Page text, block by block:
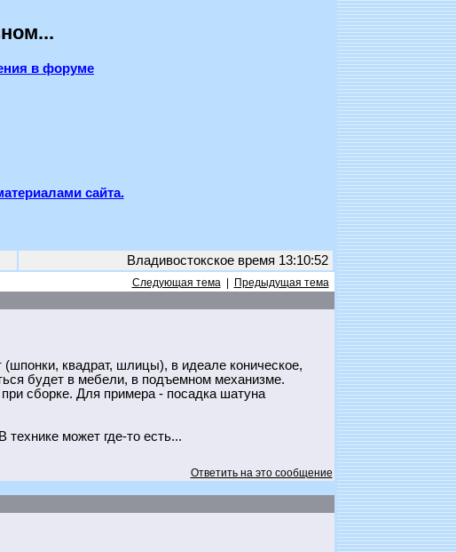
в форуме
сайта.
Владивостокское время 13:10:52
Следующая тема|
Предыдущая тема
квадрат, шлицы), в идеале коническое,
будет в мебели, в подъемном механизме.
сборке. Для примера - посадка шатуна
технике может где-то есть...
Ответить на это сообщение